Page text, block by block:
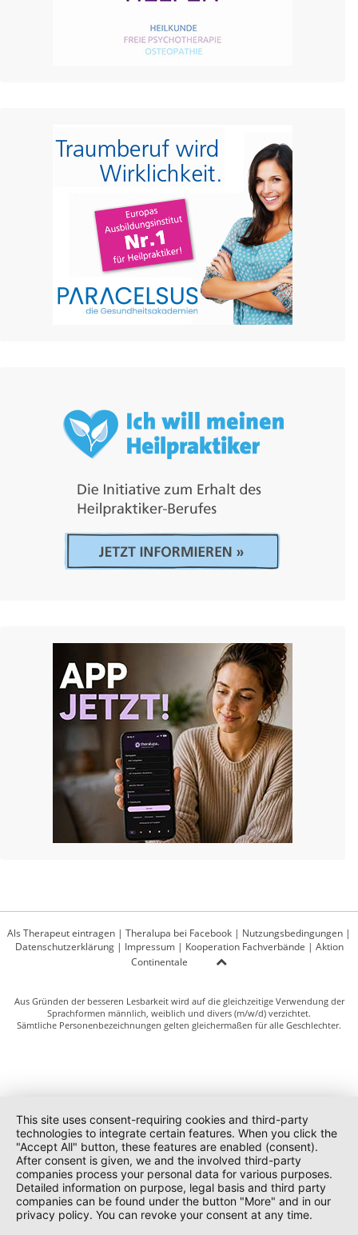
Als Therapeut eintragen | Theralupa bei Facebook | Nutzungsbedingungen |
Datenschutzerklärung| Impressum| Kooperation Fachverbände | Aktion
Continentale
Aus Gründen der besseren Lesbarkeit wird auf die gleichzeitige Verwendung der
Sprachformen männlich, weiblich und divers (m/w/d) verzichtet.
Sämtliche Personenbezeichnungen gelten gleichermaßen für alle Geschlechter.
This site uses consent-requiring cookies and third-party
technologies to integrate certain features. When you click the
"Accept All" button, these features are enabled (consent).
After consent is given, we and the involved third-party
companies process your personal data for various purposes.
Detailed information on purpose, legal basis and third party
companies can be found under the button "More" and in our
privacy policy. You can revoke your consent at any time.